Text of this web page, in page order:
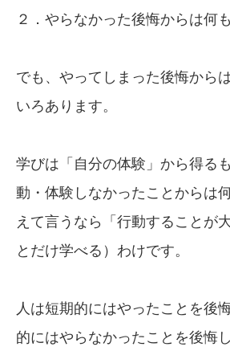
２．やらなかった後悔からは何
でも、やってしまった後悔から
いろあります。
学びは「自分の体験」から得る
動・体験しなかったことからは
えて言うなら「行動することが
とだけ学べる）わけです。
人は短期的にはやったことを後
的にはやらなかったことを後悔し